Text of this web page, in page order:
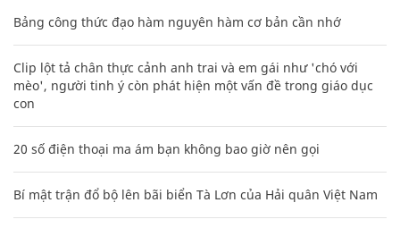
Bảng công thức đạo hàm nguyên hàm cơ bản cần nhớ
Clip lột tả chân thực cảnh anh trai và em gái như 'chó với
mèo', người tinh ý còn phát hiện một vấn đề trong giáo dục
con
20 số điện thoại ma ám bạn không bao giờ nên gọi
Bí mật trận đổ bộ lên bãi biển Tà Lơn của Hải quân Việt Nam